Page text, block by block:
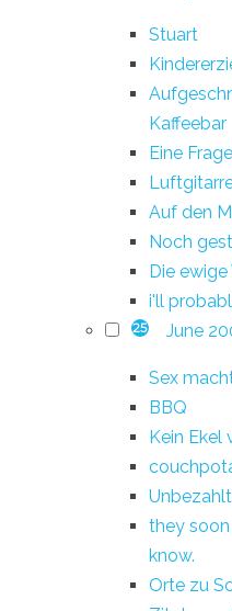
Stuart
Kaffeebar
Eine
Auf den
Noch
Die ewige
i'll
25 June
Sex
BBQ
Kein Ekel
they
know.
Orte zu